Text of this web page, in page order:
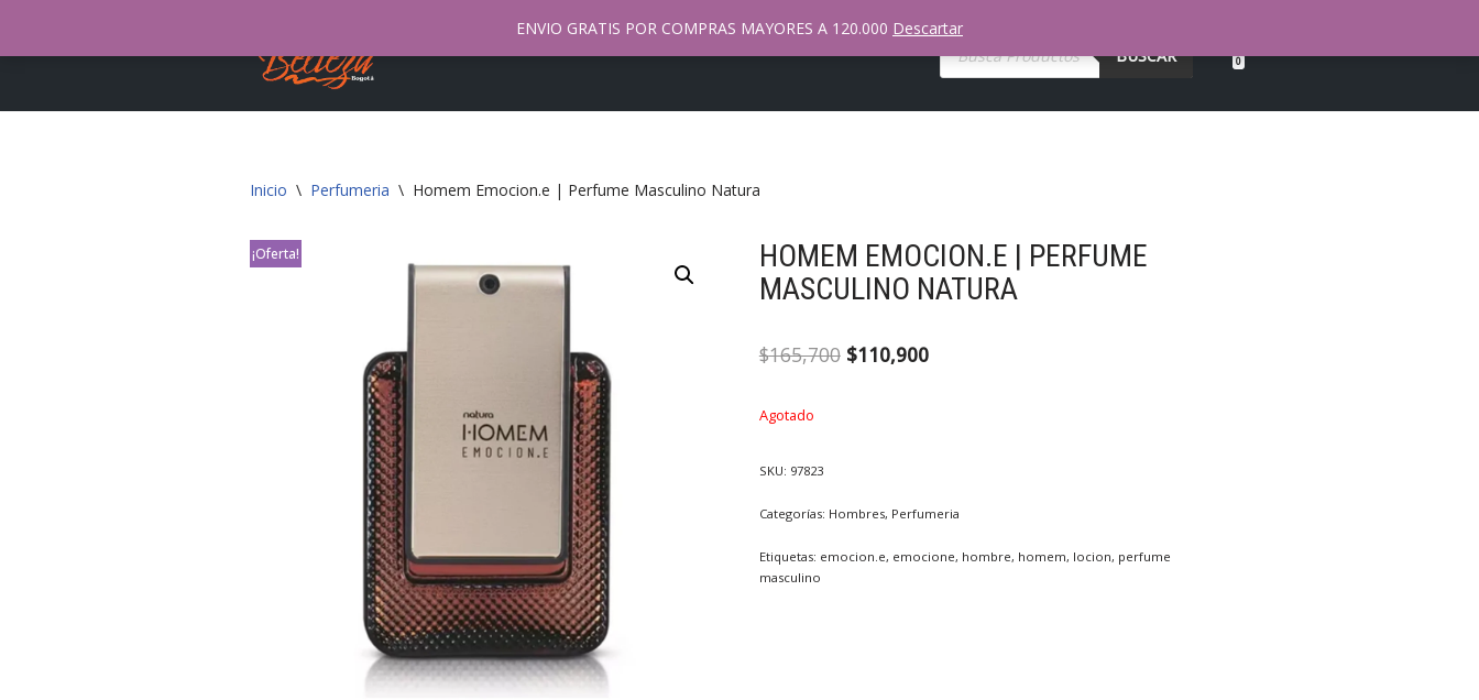
Saltar
contenido
BUSCAR 0
Inicio \ Perfumeria \ Homem Emocion.e | Perfume Masculino Natura
¡Oferta!
HOMEM EMOCION.E | PERFUME
MASCULINO NATURA
$165,700 $110,900
Agotado
SKU: 97823
Categorías: Hombres, Perfumeria
Etiquetas: emocion.e, emocione, hombre, homem, locion, perfume
masculino
ENVIO GRATIS POR COMPRAS MAYORES A 120.000 Descartar